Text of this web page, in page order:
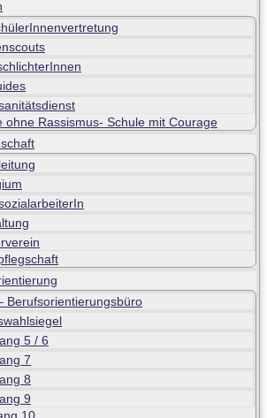
ohne Rassismus- Schule mit Courage
Berufsorientierungsbüro
5 / 6
7
8
9
10